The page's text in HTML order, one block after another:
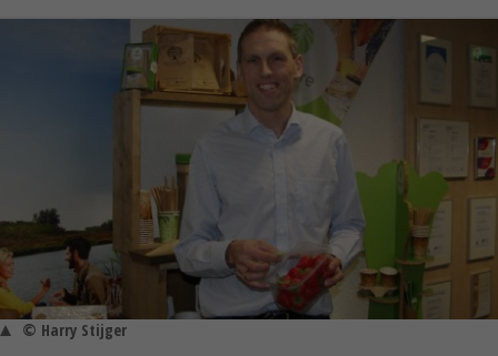
© Harry Stijger